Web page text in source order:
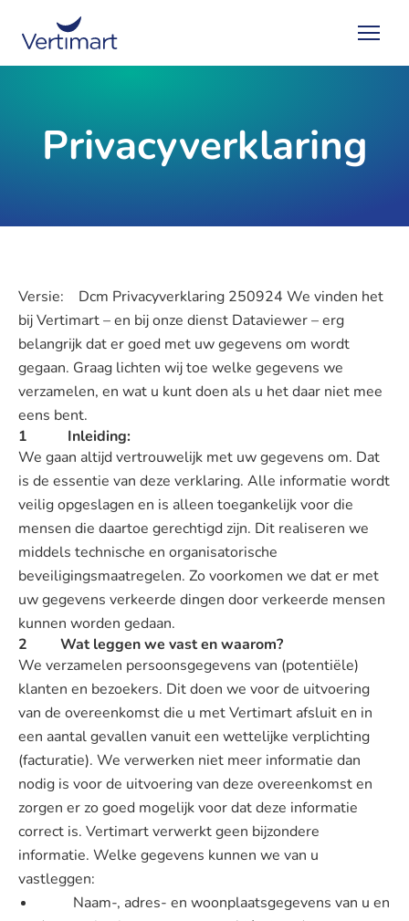
Privacyverklaring
Versie: Dcm Privacyverklaring 250924 We vinden het
bij Vertimart – en bij onze dienst Dataviewer – erg
belangrijk dat er goed met uw gegevens om wordt
gegaan. Graag lichten wij toe welke gegevens we
verzamelen, en wat u kunt doen als u het daar niet mee
eens bent.
1 Inleiding:
We gaan altijd vertrouwelijk met uw gegevens om. Dat
is de essentie van deze verklaring. Alle informatie wordt
veilig opgeslagen en is alleen toegankelijk voor die
mensen die daartoe gerechtigd zijn. Dit realiseren we
middels technische en organisatorische
beveiligingsmaatregelen. Zo voorkomen we dat er met
uw gegevens verkeerde dingen door verkeerde mensen
kunnen worden gedaan.
2 Wat leggen we vast en waarom?
We verzamelen persoonsgegevens van (potentiële)
klanten en bezoekers. Dit doen we voor de uitvoering
van de overeenkomst die u met Vertimart afsluit en in
een aantal gevallen vanuit een wettelijke verplichting
(facturatie). We verwerken niet meer informatie dan
nodig is voor de uitvoering van deze overeenkomst en
zorgen er zo goed mogelijk voor dat deze informatie
correct is. Vertimart verwerkt geen bijzondere
informatie. Welke gegevens kunnen we van u
vastleggen:
Naam-, adres- en woonplaatsgegevens van u en